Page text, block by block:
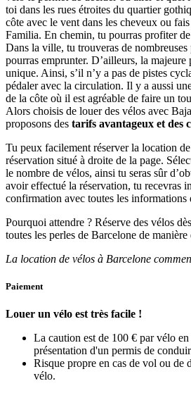
toi dans les rues étroites du quartier
côte avec le vent dans les cheveux ou
Familia. En chemin, tu pourras profiter
Dans la ville, tu trouveras de nombreuses
pourras emprunter. D’ailleurs, la majeure
unique. Ainsi, s’il n’y a pas de pistes
pédaler avec la circulation. Il y a aussi
de la côte où il est agréable de faire un
Alors choisis de louer des vélos avec
proposons des tarifs avantageux et des
Tu peux facilement réserver la location
réservation situé à droite de la page.
le nombre de vélos, ainsi tu seras sûr
avoir effectué la réservation, tu recevras
confirmation avec toutes les informations
Pourquoi attendre ? Réserve des vélos
toutes les perles de Barcelone de
La location de vélos à Barcelone
Paiement
Louer un vélo est très facile !
La caution est de 100 € par vélo en
présentation d'un permis de
Risque propre en cas de vol ou de
vélo.